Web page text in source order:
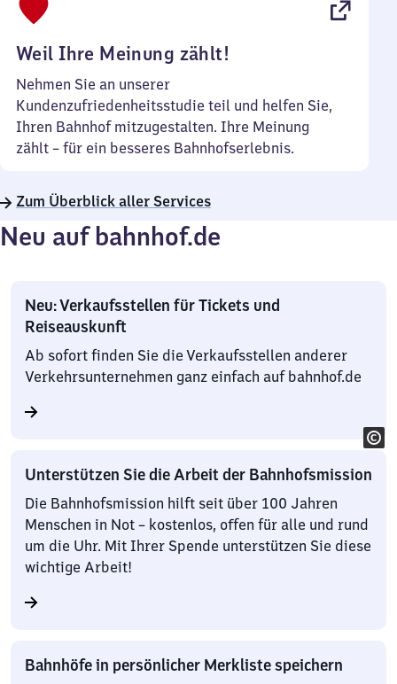
Weil Ihre Meinung zählt!
Nehmen Sie an unserer
Kundenzufriedenheitsstudie teil und helfen Sie,
Ihren Bahnhof mitzugestalten. Ihre Meinung
zählt – für ein besseres Bahnhofserlebnis.
Zum Überblick aller Services
Neu auf bahnhof.de
Neu: Verkaufsstellen für Tickets und
Reiseauskunft
Ab sofort finden Sie die Verkaufsstellen anderer
Verkehrsunternehmen ganz einfach auf bahnhof.de
Unterstützen Sie die Arbeit der Bahnhofsmission
Die Bahnhofsmission hilft seit über 100 Jahren
Menschen in Not – kostenlos, offen für alle und rund
um die Uhr. Mit Ihrer Spende unterstützen Sie diese
wichtige Arbeit!
Bahnhöfe in persönlicher Merkliste speichern